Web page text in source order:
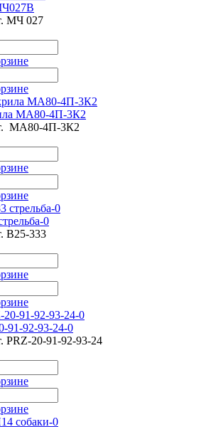
МЧ 027
МА80-4П-3К2
МА80-4П-3К2
0
B25-333
92-93-24-0
PRZ-20-91-92-93-24